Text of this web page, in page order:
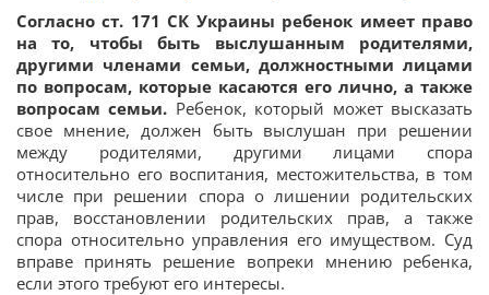
Согласно ст. 171 СК Украины ребенок имеет право
на то, чтобы быть выслушанным родителями,
другими членами семьи, должностными лицами
по вопросам, которые касаются его лично, а также
вопросам семьи. Ребенок, который может высказать
свое мнение, должен быть выслушан при решении
между родителями, другими лицами спора
относительно его воспитания, местожительства, в том
числе при решении спора о лишении родительских
прав, восстановлении родительских прав, а также
спора относительно управления его имуществом. Суд
вправе принять решение вопреки мнению ребенка,
если этого требуют его интересы.